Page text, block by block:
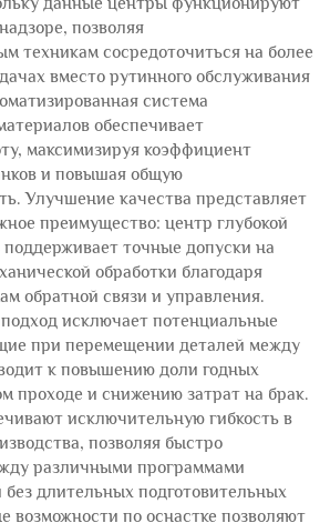
позволяя
техникам сосредоточиться на более
вместо рутинного обслуживания
система
обеспечивает
максимизируя коэффициент
и повышая общую
Улучшение качества представляет
преимущество: центр глубокой
поддерживает точные допуски на
обработки благодаря
обратной связи и управления.
исключает потенциальные
при перемещении деталей между
к повышению доли годных
проходе и снижению затрат на брак.
исключительную гибкость в
позволяя быстро
различными программами
без длительных подготовительных
возможности по оснастке позволяют